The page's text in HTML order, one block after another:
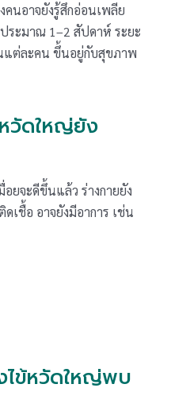
นอาจยังรู้สึกอ่อนเพลีย
ระมาณ 1–2 สัปดาห์ ระยะ
แต่ละคน ขึ้นอยู่กับสุขภาพ
วัดใหญ่ยัง
ยจะดีขึ้นแล้ว ร่างกายยัง
เชื้อ อาจยังมีอาการ เช่น
ไข้หวัดใหญ่พบ